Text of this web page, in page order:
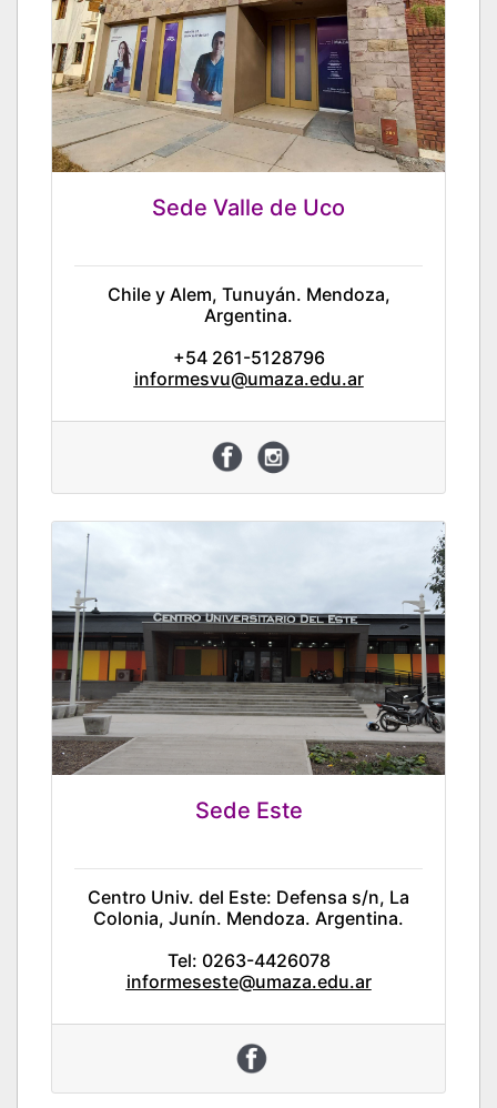
Sede Valle de Uco
Chile y Alem, Tunuyán. Mendoza,
Argentina.
+54 261-5128796
informesvu@umaza.edu.ar
Sede Este
Centro Univ. del Este: Defensa s/n, La
Colonia, Junín. Mendoza. Argentina.
Tel: 0263-4426078
informeseste@umaza.edu.ar